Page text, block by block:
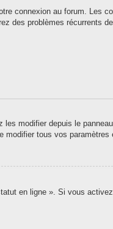
connexion au forum. Les
des problèmes récurrents
modifier depuis le
modifier tous vos
en ligne ». Si vous